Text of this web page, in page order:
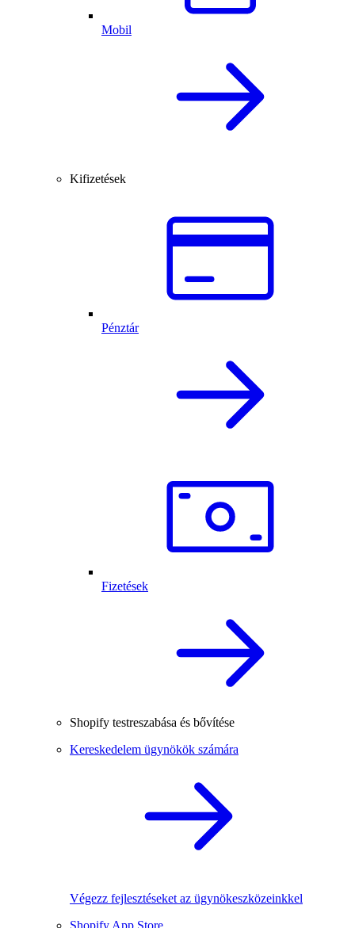
Mobil
Kifizetések
Pénztár
Fizetések
Shopify testreszabása és bővítése
Kereskedelem ügynökök számára
Végezz fejlesztéseket az ügynökeszközeinkkel
Shopify App Store